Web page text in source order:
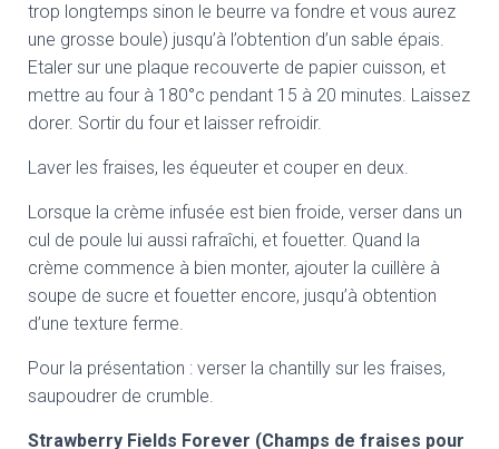
trop longtemps sinon le beurre va fondre et vous aurez
une grosse boule) jusqu’à l’obtention d’un sable épais.
Etaler sur une plaque recouverte de papier cuisson, et
mettre au four à 180°c pendant 15 à 20 minutes. Laissez
dorer. Sortir du four et laisser refroidir.
Laver les fraises, les équeuter et couper en deux.
Lorsque la crème infusée est bien froide, verser dans un
cul de poule lui aussi rafraîchi, et fouetter. Quand la
crème commence à bien monter, ajouter la cuillère à
soupe de sucre et fouetter encore, jusqu’à obtention
d’une texture ferme.
Pour la présentation : verser la chantilly sur les fraises,
saupoudrer de crumble.
Strawberry Fields Forever (Champs de fraises pour